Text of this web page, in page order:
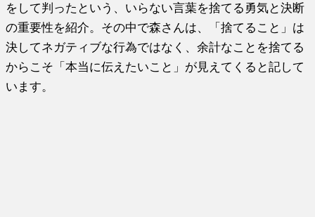
をして判ったという、いらない言葉を捨てる勇気と決断
の重要性を紹介。その中で森さんは、「捨てること」は
決してネガティブな行為ではなく、余計なことを捨てる
からこそ「本当に伝えたいこと」が見えてくると記して
います。